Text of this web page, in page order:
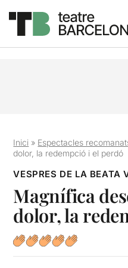
Inici » Espectacles
dolor, la redempció i el perdó
VESPRES DE LA BEATA
Magnífica
dolor, la